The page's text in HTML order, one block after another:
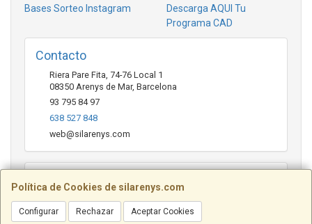
Política de Cookies de silarenys.com
Configurar Rechazar Aceptar Cookies
Bases Sorteo Instagram
Descarga AQUI Tu
Programa CAD
Contacto
Riera Pare Fita, 74-76 Local 1
08350 Arenys de Mar, Barcelona
93 795 84 97
638 527 848
web@silarenys.com
Horario
De lunes a viernes: Mañanas: de 10.00 a 13.30 horas Tardes
de 17.00 a 20.00 Horas / Sábados de 10.00 a 13.00 horas